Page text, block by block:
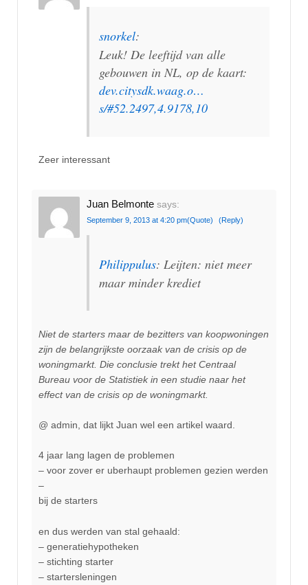
snorkel:
Leuk! De leeftijd van alle
gebouwen in NL, op de kaart:
dev.citysdk.waag.o…
s/#52.2497,4.9178,10
Zeer interessant
Juan Belmonte says:
September 9, 2013 at 4:20 pm(Quote) (Reply)
Philippulus: Leijten: niet meer
maar minder krediet
Niet de starters maar de bezitters van koopwoningen
zijn de belangrijkste oorzaak van de crisis op de
woningmarkt. Die conclusie trekt het Centraal
Bureau voor de Statistiek in een studie naar het
effect van de crisis op de woningmarkt.
@ admin, dat lijkt Juan wel een artikel waard.
4 jaar lang lagen de problemen
– voor zover er uberhaupt problemen gezien werden
–
bij de starters
en dus werden van stal gehaald:
– generatiehypotheken
– stichting starter
– startersleningen